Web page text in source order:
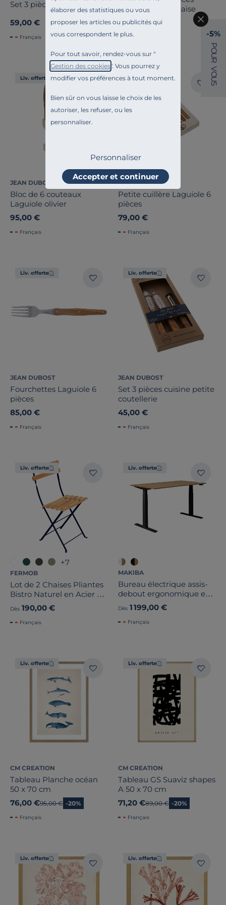
élaborer des statistiques ou vous
proposer les articles ou publicités qui
vous correspondent le plus.
Pour tout savoir, rendez-vous sur "
Gestion des cookies". Vous pourrez y
modifier vos préférences à tout moment.
Bien sûr on vous laisse le choix de les
autoriser, les refuser, ou les
personnaliser.
Personnaliser
Accepter et continuer
Set 3 pièces cuisine GM
59,00 €
Français
Bistrot à la Française
229,00 €
Français
Liv. offerte
JEAN DUBOST
Bloc de 6 couteaux
Laguiole olivier
95,00 €
Français
Liv. offerte
JEAN DUBOST
Petite cuillère Laguiole 6
pièces
79,00 €
Français
Liv. offerte
JEAN DUBOST
Fourchettes Laguiole 6
pièces
85,00 €
Français
Liv. offerte
JEAN DUBOST
Set 3 pièces cuisine petite
coutellerie
45,00 €
Français
Liv. offerte
+7
FERMOB
Lot de 2 Chaises Pliantes
Bistro Naturel en Acier et
en Bois
Dès 190,00 €
Français
Liv. offerte
MAKIBA
Bureau électrique assis-
debout ergonomique en
bois massif Maxence
Dès 1 199,00 €
Français
Liv. offerte
CM CREATION
Tableau Planche océan
50 x 70 cm
76,00 €Ancien prix
95,00 € -20%
Français
Liv. offerte
CM CREATION
Tableau GS Suaviz shapes
A 50 x 70 cm
71,20 €Ancien prix
89,00 € -20%
Français
Liv. offerte Liv. offerte
-5%
P
O
U
R
V
O
U
S